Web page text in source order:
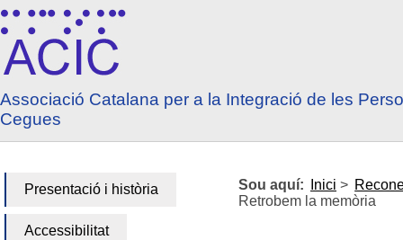
Anar a contingut
Anar a menú principal
Associació Catalana per a la Integració de les
Cegues
Presentació i història
Accessibilitat
Sou aquí: Inici >
Retrobem la memòria